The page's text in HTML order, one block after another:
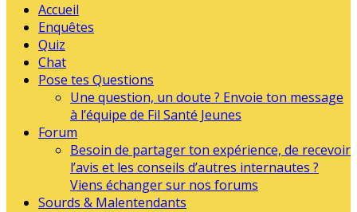
Accueil
Enquêtes
Quiz
Chat
Pose tes Questions
Une question, un doute ? Envoie ton message
à l’équipe de Fil Santé Jeunes
Forum
Besoin de partager ton expérience, de recevoir
l’avis et les conseils d’autres internautes ?
Viens échanger sur nos forums
Sourds & Malentendants